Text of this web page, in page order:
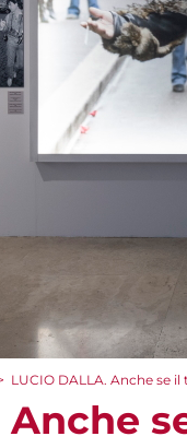
LUCIO DALLA. Anche se
Anche